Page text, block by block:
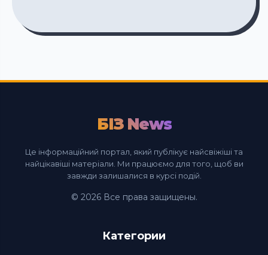
БІЗ News
Це інформаційний портал, який публікує найсвіжіші та
найцікавіші матеріали. Ми працюємо для того, щоб ви
завжди залишалися в курсі подій.
© 2026 Все права защищены.
Категории